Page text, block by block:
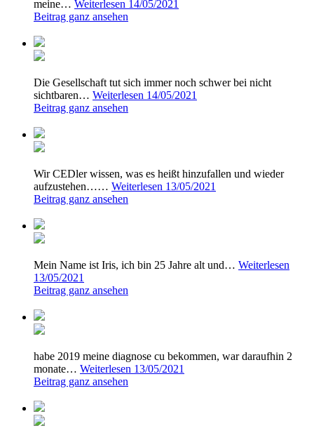
meine… Weiterlesen 14/05/2021
Beitrag ganz ansehen
Die Gesellschaft tut sich immer noch schwer bei nicht
sichtbaren… Weiterlesen 14/05/2021
Beitrag ganz ansehen
Wir CEDler wissen, was es heißt hinzufallen und wieder
aufzustehen…… Weiterlesen 13/05/2021
Beitrag ganz ansehen
Mein Name ist Iris, ich bin 25 Jahre alt und… Weiterlesen
13/05/2021
Beitrag ganz ansehen
habe 2019 meine diagnose cu bekommen, war daraufhin 2
monate… Weiterlesen 13/05/2021
Beitrag ganz ansehen